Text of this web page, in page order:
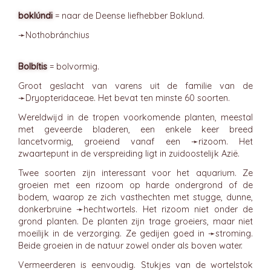
boklúndi = naar de Deense liefhebber Boklund.
➛Nothobránchius
Bolbítis = bolvormig.
Groot geslacht van varens uit de familie van de
➛Dryopteridaceae. Het bevat ten minste 60 soorten.
Wereldwijd in de tropen voorkomende planten, meestal
met geveerde bladeren, een enkele keer breed
lancetvormig, groeiend vanaf een ➛rizoom. Het
zwaartepunt in de verspreiding ligt in zuidoostelijk Azië.
Twee soorten zijn interessant voor het aquarium. Ze
groeien met een rizoom op harde ondergrond of de
bodem, waarop ze zich vasthechten met stugge, dunne,
donkerbruine ➛hechtwortels. Het rizoom niet onder de
grond planten. De planten zijn trage groeiers, maar niet
moeilijk in de verzorging. Ze gedijen goed in ➛stroming.
Beide groeien in de natuur zowel onder als boven water.
Vermeerderen is eenvoudig. Stukjes van de wortelstok